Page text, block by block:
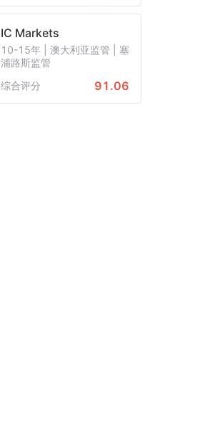
IC Markets
10-15年 | 澳大利亚监管 | 塞
浦路斯监管
综合评分
91.06